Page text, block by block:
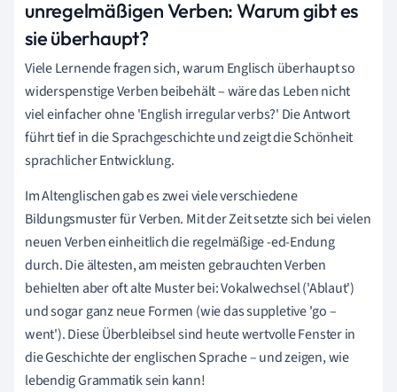
unregelmäßigen Verben: Warum gibt es
sie überhaupt?
Viele Lernende fragen sich, warum Englisch überhaupt so
widerspenstige Verben beibehält – wäre das Leben nicht
viel einfacher ohne 'English irregular verbs?' Die Antwort
führt tief in die Sprachgeschichte und zeigt die Schönheit
sprachlicher Entwicklung.
Im Altenglischen gab es zwei viele verschiedene
Bildungsmuster für Verben. Mit der Zeit setzte sich bei vielen
neuen Verben einheitlich die regelmäßige -ed-Endung
durch. Die ältesten, am meisten gebrauchten Verben
behielten aber oft alte Muster bei: Vokalwechsel ('Ablaut')
und sogar ganz neue Formen (wie das suppletive 'go –
went'). Diese Überbleibsel sind heute wertvolle Fenster in
die Geschichte der englischen Sprache – und zeigen, wie
lebendig Grammatik sein kann!